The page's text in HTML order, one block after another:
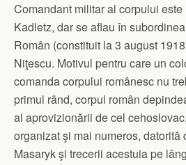
Comandant militar al corpului
Kadletz, dar se aflau în
Român (constituit la 3 august
Niţescu. Motivul pentru care un
comanda corpului românesc nu
primul rând, corpul român
al aprovizionării de cel
organizat şi mai numeros, datorită
Masaryk şi trecerii acestuia pe